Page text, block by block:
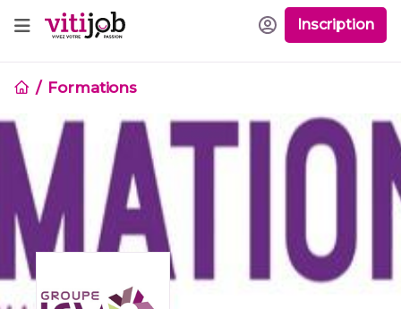
Inscription
Formations